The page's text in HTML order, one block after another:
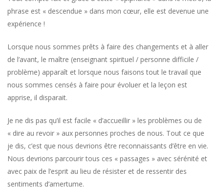
phrase est « descendue » dans mon cœur, elle est devenue une
expérience !
Lorsque nous sommes prêts à faire des changements et à aller
de l’avant, le maître (enseignant spirituel / personne difficile /
problème) apparaît et lorsque nous faisons tout le travail que
nous sommes censés à faire pour évoluer et la leçon est
apprise, il disparait.
Je ne dis pas qu’il est facile « d’accueillir » les problèmes ou de
« dire au revoir » aux personnes proches de nous. Tout ce que
je dis, c’est que nous devrions être reconnaissants d’être en vie.
Nous devrions parcourir tous ces « passages » avec sérénité et
avec paix de l’esprit au lieu de résister et de ressentir des
sentiments d’amertume.